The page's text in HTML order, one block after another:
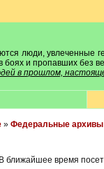
люди, увлеченные
и пропавших без
в прошлом,
» Федеральные архивы
В ближайшее время